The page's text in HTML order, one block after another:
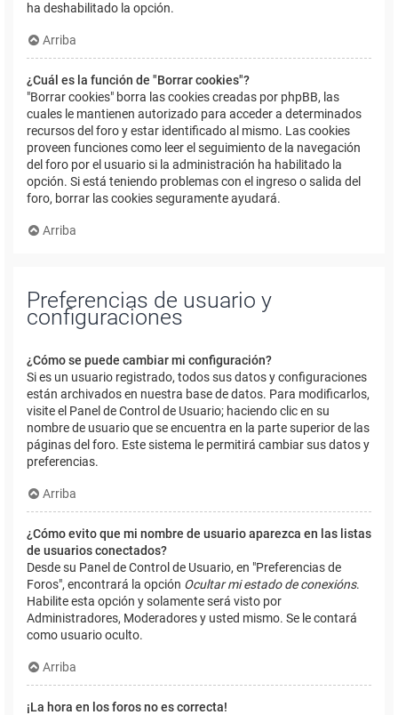
ha deshabilitado la opción.
Arriba
¿Cuál es la función de "Borrar cookies"?
"Borrar cookies" borra las cookies creadas por phpBB, las
cuales le mantienen autorizado para acceder a determinados
recursos del foro y estar identificado al mismo. Las cookies
proveen funciones como leer el seguimiento de la navegación
del foro por el usuario si la administración ha habilitado la
opción. Si está teniendo problemas con el ingreso o salida del
foro, borrar las cookies seguramente ayudará.
Arriba
Preferencias de usuario y
configuraciones
¿Cómo se puede cambiar mi configuración?
Si es un usuario registrado, todos sus datos y configuraciones
están archivados en nuestra base de datos. Para modificarlos,
visite el Panel de Control de Usuario; haciendo clic en su
nombre de usuario que se encuentra en la parte superior de las
páginas del foro. Este sistema le permitirá cambiar sus datos y
preferencias.
Arriba
¿Cómo evito que mi nombre de usuario aparezca en las listas
de usuarios conectados?
Desde su Panel de Control de Usuario, en "Preferencias de
Foros", encontrará la opción Ocultar mi estado de conexións.
Habilite esta opción y solamente será visto por
Administradores, Moderadores y usted mismo. Se le contará
como usuario oculto.
Arriba
¡La hora en los foros no es correcta!